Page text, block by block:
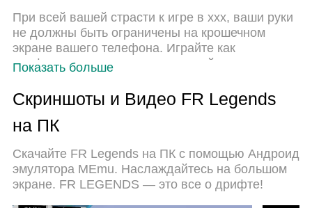
При всей вашей страсти к игре в ххх, ваши руки
не должны быть ограничены на крошечном
экране вашего телефона. Играйте как
профессионал и получите полный контроль над
предлагает вам все то, что вы ожидаете.
Скачайте и играйте ххх на ПК. Играйте сколько
угодно, никаких ограничений по батарее,
новый MEmu 9 - лучший выбор для игры в ххх
на ПК. Благодаря изысканной системе
предустановки клавиш, ххх превращается в
Показать больше
Скриншоты и Видео FR Legends
на ПК
Скачайте FR Legends на ПК с помощью Андроид
эмулятора MEmu. Наслаждайтесь на большом
экране. FR LEGENDS — это все о дрифте!